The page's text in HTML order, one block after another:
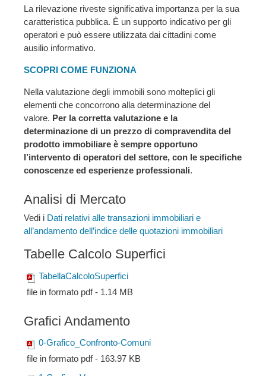
La rilevazione riveste significativa importanza per la sua
caratteristica pubblica. È un supporto indicativo per gli
operatori e può essere utilizzata dai cittadini come
ausilio informativo.
SCOPRI COME FUNZIONA
Nella valutazione degli immobili sono molteplici gli
elementi che concorrono alla determinazione del
valore. Per la corretta valutazione e la
determinazione di un prezzo di compravendita del
prodotto immobiliare è sempre opportuno
l’intervento di operatori del settore, con le specifiche
conoscenze ed esperienze professionali.
Analisi di Mercato
Vedi i Dati relativi alle transazioni immobiliari e
all’andamento dell’indice delle quotazioni immobiliari
Tabelle Calcolo Superfici
TabellaCalcoloSuperfici
file in formato pdf - 1.14 MB
Grafici Andamento
0-Grafico_Confronto-Comuni
file in formato pdf - 163.97 KB